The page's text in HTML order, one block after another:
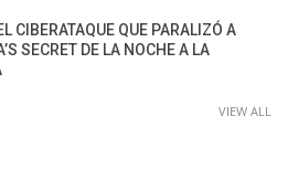
CIBERATAQUE QUE PARALIZÓ A
SECRET DE LA NOCHE A LA
VIEW ALL